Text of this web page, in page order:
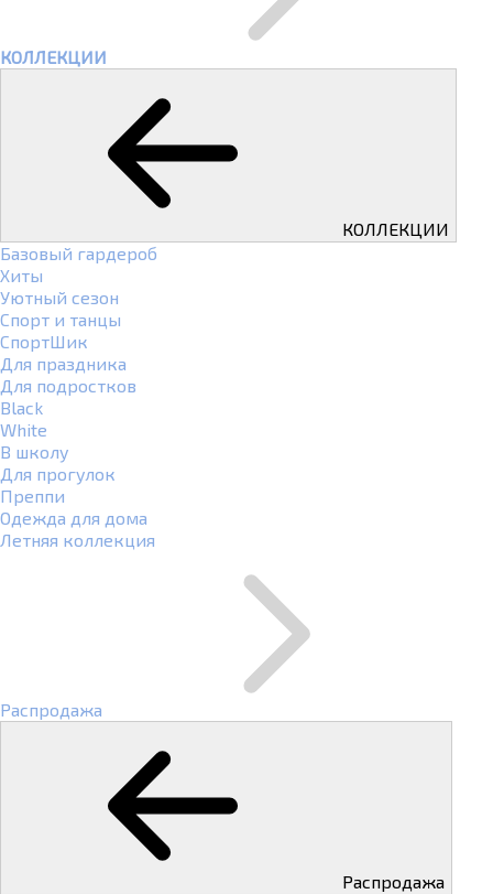
КОЛЛЕКЦИИ
КОЛЛЕКЦИИ
Базовый гардероб
Хиты
Уютный сезон
Спорт и танцы
СпортШик
Для праздника
Для подростков
Black
White
В школу
Для прогулок
Преппи
Одежда для дома
Летняя коллекция
Распродажа
Распродажа